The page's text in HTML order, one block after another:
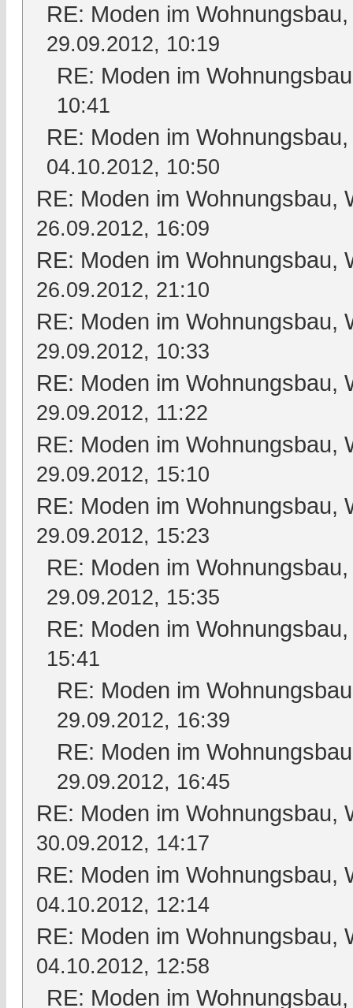
RE: Moden im
29.09.2012, 10:19
RE: Moden im
10:41
RE: Moden im
04.10.2012, 10:50
RE: Moden im Wohnungsbau,
26.09.2012, 16:09
RE: Moden im Wohnungsbau,
26.09.2012, 21:10
RE: Moden im Wohnungsbau,
29.09.2012, 10:33
RE: Moden im Wohnungsbau,
29.09.2012, 11:22
RE: Moden im Wohnungsbau,
29.09.2012, 15:10
RE: Moden im Wohnungsbau,
29.09.2012, 15:23
RE: Moden im
29.09.2012, 15:35
RE: Moden im
15:41
RE: Moden im
29.09.2012, 16:39
RE: Moden im
29.09.2012, 16:45
RE: Moden im Wohnungsbau,
30.09.2012, 14:17
RE: Moden im Wohnungsbau,
04.10.2012, 12:14
RE: Moden im Wohnungsbau,
04.10.2012, 12:58
RE: Moden im